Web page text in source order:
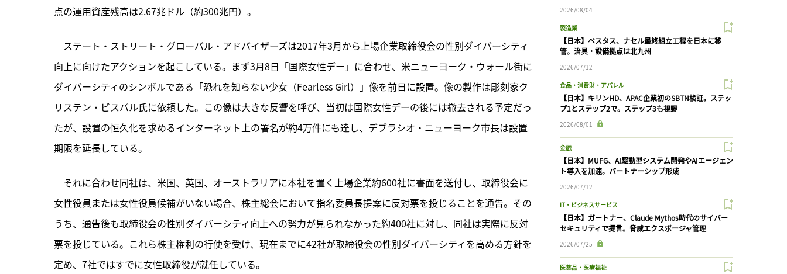
点の運用資産残高は2.67兆ドル（約300兆円）。
ステート・ストリート・グローバル・アドバイザーズは2017年3月から上場企業取締役会の性別ダイバーシティ
向上に向けたアクションを起こしている。まず3月8日「国際女性デー」に合わせ、米ニューヨーク・ウォール街に
ダイバーシティのシンボルである「恐れを知らない少女（Fearless Girl）」像を前日に設置。像の製作は彫刻家ク
リステン・ビスバル氏に依頼した。この像は大きな反響を呼び、当初は国際女性デーの後には撤去される予定だっ
たが、設置の恒久化を求めるインターネット上の署名が約4万件にも達し、デブラシオ・ニューヨーク市長は設置
期限を延長している。
それに合わせ同社は、米国、英国、オーストラリアに本社を置く上場企業約600社に書面を送付し、取締役会に
女性役員または女性役員候補がいない場合、株主総会において指名委員長提案に反対票を投じることを通告。その
うち、通告後も取締役会の性別ダイバーシティ向上への努力が見られなかった約400社に対し、同社は実際に反対
票を投じている。これら株主権利の行使を受け、現在までに42社が取締役会の性別ダイバーシティを高める方針を
定め、7社ではすでに女性取締役が就任している。
2026/08/04
製造業
【日本】ベスタス、ナセル最終組立工程を日本に移
管。治具・設備拠点は北九州
2026/07/12
食品・消費財・アパレル
【日本】キリンHD、APAC企業初のSBTN検証。ステッ
プ1とステップ2で。ステップ3も視野
2026/08/01
金融
【日本】MUFG、AI駆動型システム開発やAIエージェン
ト導入を加速。パートナーシップ形成
2026/07/12
IT・ビジネスサービス
【日本】ガートナー、Claude Mythos時代のサイバー
セキュリティで提言。脅威エクスポージャ管理
2026/07/25
医薬品・医療福祉